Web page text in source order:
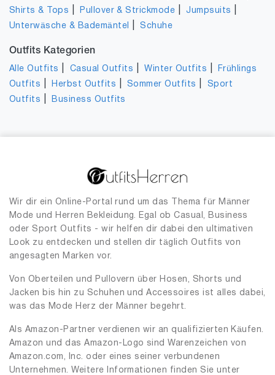
Shirts & Tops Pullover & Strickmode |Jumpsuits
Unterwäsche & Bademäntel |Schuhe
Outfits Kategorien
Alle Outfits Casual Outfits |Winter Outfits
Frühlings
Outfits
Herbst Outfits Sommer Outfits
Sport
Outfits
Business Outfits
Wir dir ein Online-Portal rund um das Thema für Männer
Mode und Herren Bekleidung. Egal ob Casual, Business
oder Sport Outfits - wir helfen dir dabei den ultimativen
Look zu entdecken und stellen dir täglich Outfits von
angesagten Marken vor.
Von Oberteilen und Pullovern über Hosen, Shorts und
Jacken bis hin zu Schuhen und Accessoires ist alles dabei,
was das Mode Herz der Männer begehrt.
Als Amazon-Partner verdienen wir an qualifizierten Käufen.
Amazon und das Amazon-Logo sind Warenzeichen von
Amazon.com, Inc. oder eines seiner verbundenen
Unternehmen. Weitere Informationen finden Sie unter